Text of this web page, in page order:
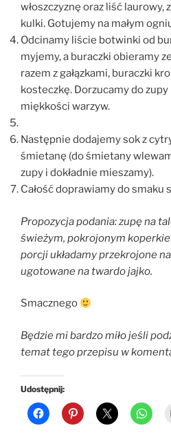
włoszczyznę oraz liść
kulki. Gotujemy na małym
Odcinamy liście botwinki od
myjemy, a buraczki obieramy
razem z gałązkami, buraczki
kosteczkę. Dorzucamy do
miękkości warzyw.
Następnie dodajemy sok z
śmietanę (do śmietany
zupy i dokładnie mieszamy).
Całość doprawiamy do smaku
Propozycja podania: zupę na
świeżym, pokrojonym
porcji układamy przekrojone
ugotowane na twardo jajko.
Smacznego
Będzie mi bardzo miło jeśli
temat tego przepisu w
Udostępnij: